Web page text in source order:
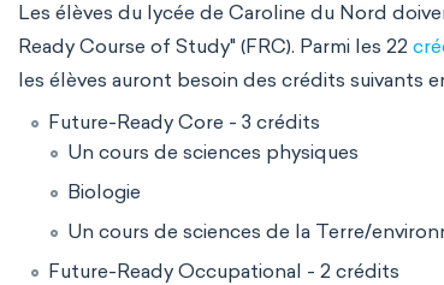
Les élèves du lycée de Caroline du Nord
Ready Course of Study" (FRC). Parmi les 22
les élèves auront besoin des crédits suivants
Future-Ready Core - 3 crédits
Un cours de sciences physiques
Biologie
Un cours de sciences de la Terre/
Future-Ready Occupational - 2 crédits